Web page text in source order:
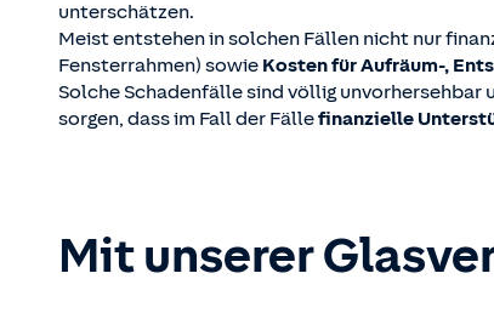
unterschätzen.
Meist entstehen in solchen Fällen nicht nur
Fensterrahmen) sowie Kosten für Aufräum-,
Solche Schadenfälle sind völlig
sorgen, dass im Fall der Fällefinanzielle
Mit unserer